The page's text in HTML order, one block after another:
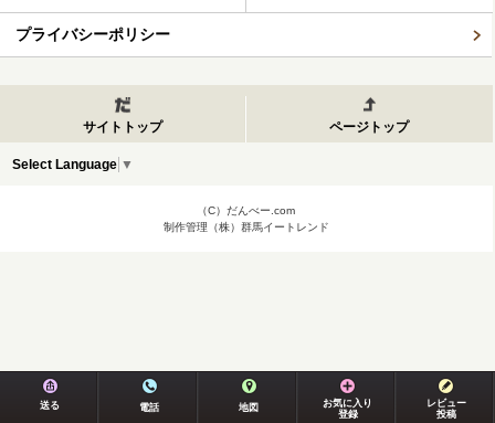
プライバシーポリシー
サイトトップ ページトップ
Select Language ▼
（C）だんべー.com
制作管理（株）群馬イートレンド
送る 電話 地図
お気に入り
登録
レビュー
投稿